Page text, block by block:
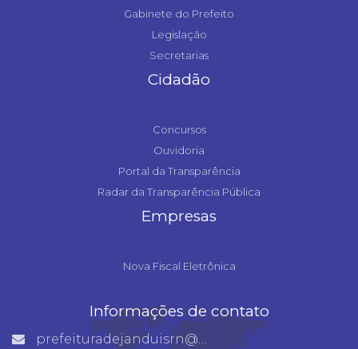
Gabinete do Prefeito
Legislação
Secretarias
Cidadão
Concursos
Ouvidoria
Portal da Transparência
Radar da Transparência Pública
Empresas
Nova Fiscal Eletrônica
Informações de contato
prefeituradejanduisrn@gmail.com